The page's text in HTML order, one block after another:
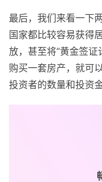
最后，我们来看一下
国家都比较容易获得
放，甚至将“黄金签
购买一套房产，就可
投资者的数量和投资